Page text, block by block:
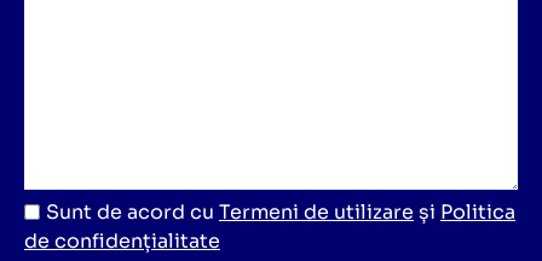
Sunt de acord cu Termeni de utilizare și Politica
de confidențialitate